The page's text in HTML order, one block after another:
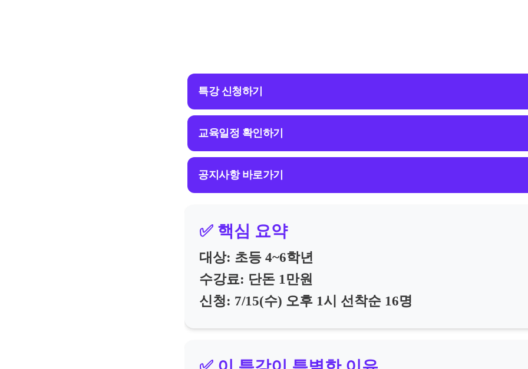
특강 신청하기
교육일정 확인하기
공지사항 바로가기
✅ 핵심 요약
대상: 초등 4~6학년
수강료: 단돈 1만원
신청: 7/15(수) 오후 1시 선착순 16명